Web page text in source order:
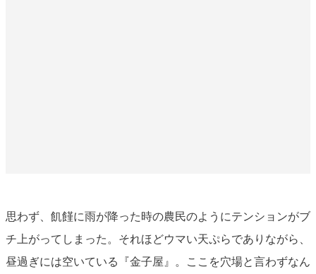
思わず、飢饉に雨が降った時の農民のようにテンションがブ
チ上がってしまった。それほどウマい天ぷらでありながら、
昼過ぎには空いている『金子屋』。ここを穴場と言わずなん